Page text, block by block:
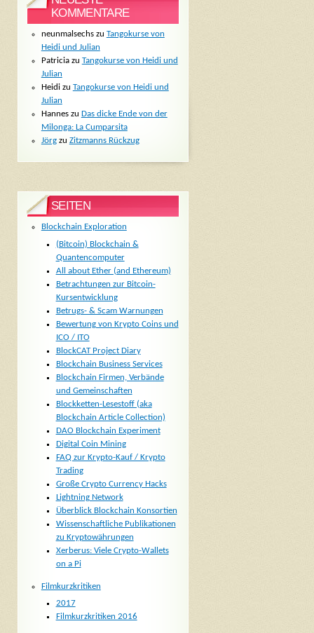
KOMMENTARE
neunmalsechszu Tangokurse von
Heidi und Julian
Patriciazu Tangokurse von Heidi und
Julian
Heidizu Tangokurse von Heidi und
Julian
Hanneszu Das dicke Ende von der
Milonga: La Cumparsita
Jörgzu Zitzmanns Rückzug
SEITEN
Blockchain Exploration
(Bitcoin) Blockchain &
Quantencomputer
All about Ether (and Ethereum)
Betrachtungen zur Bitcoin-
Kursentwicklung
Betrugs- & Scam Warnungen
Bewertung von Krypto Coins und
ICO / ITO
BlockCAT Project Diary
Blockchain Business Services
Blockchain Firmen, Verbände
und Gemeinschaften
Blockketten-Lesestoff (aka
Blockchain Article Collection)
DAO Blockchain Experiment
Digital Coin Mining
FAQ zur Krypto-Kauf / Krypto
Trading
Große Crypto Currency Hacks
Lightning Network
Überblick Blockchain Konsortien
Wissenschaftliche Publikationen
zu Kryptowährungen
Xerberus: Viele Crypto-Wallets
on a Pi
Filmkurzkritiken
2017
Filmkurzkritiken 2016